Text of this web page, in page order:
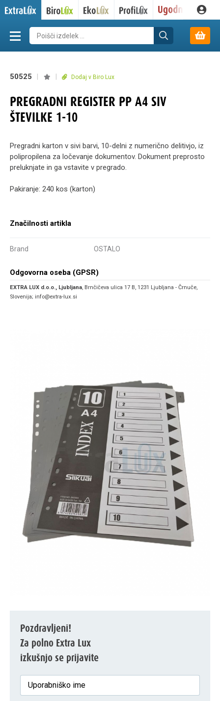
50525 Dodaj v Biro Lux
PREGRADNI REGISTER PP A4 SIV
ŠTEVILKE 1-10
Pregradni karton v sivi barvi, 10-delni z numerično delitivjo, iz
polipropilena za ločevanje dokumentov. Dokument preprosto
preluknjate in ga vstavite v pregrado.
Pakiranje: 240 kos (karton)
Značilnosti artikla
Brand OSTALO
Odgovorna oseba (GPSR)
EXTRA LUX d.o.o., Ljubljana, Brnčičeva ulica 17 B, 1231 Ljubljana - Črnuče,
Slovenija; info@extra-lux.si
Pozdravljeni!
Za polno Extra Lux
izkušnjo se prijavite